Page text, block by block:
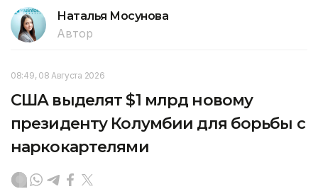
Наталья Мосунова
Автор
08:49, 08 Августа 2026
США выделят $1 млрд новому
президенту Колумбии для борьбы с
наркокартелями